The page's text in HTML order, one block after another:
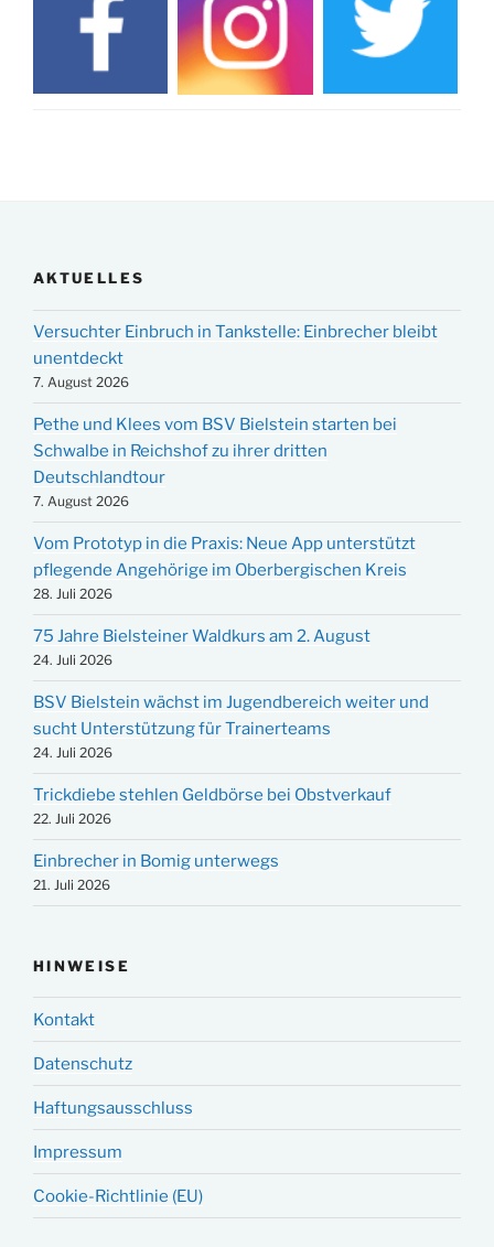
AKTUELLES
Versuchter Einbruch in Tankstelle: Einbrecher bleibt
unentdeckt
7. August 2026
Pethe und Klees vom BSV Bielstein starten bei
Schwalbe in Reichshof zu ihrer dritten
Deutschlandtour
7. August 2026
Vom Prototyp in die Praxis: Neue App unterstützt
pflegende Angehörige im Oberbergischen Kreis
28. Juli 2026
75 Jahre Bielsteiner Waldkurs am 2. August
24. Juli 2026
BSV Bielstein wächst im Jugendbereich weiter und
sucht Unterstützung für Trainerteams
24. Juli 2026
Trickdiebe stehlen Geldbörse bei Obstverkauf
22. Juli 2026
Einbrecher in Bomig unterwegs
21. Juli 2026
HINWEISE
Kontakt
Datenschutz
Haftungsausschluss
Impressum
Cookie-Richtlinie (EU)